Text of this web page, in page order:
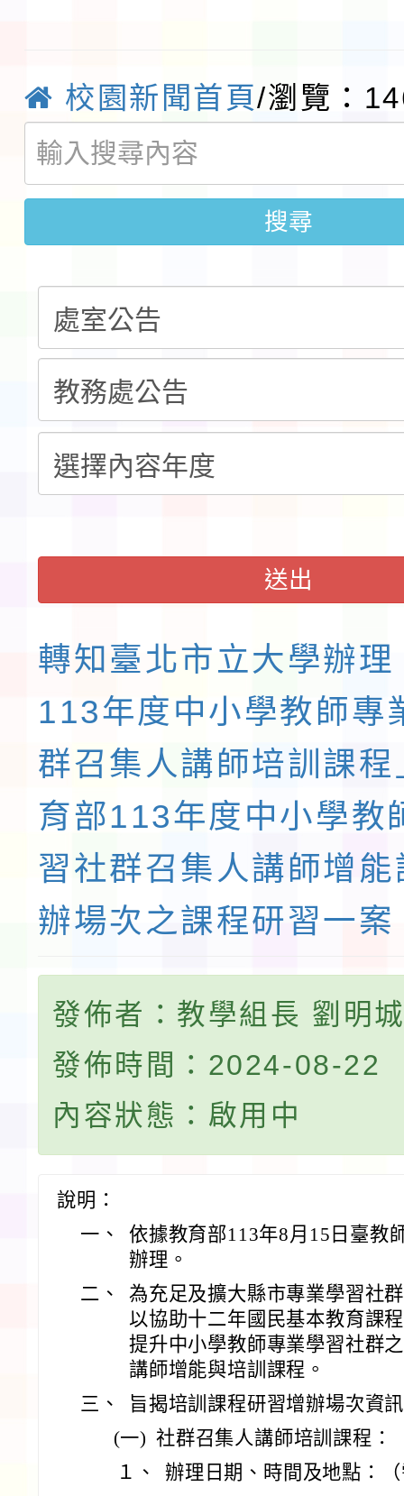
會」之「藝術教育日」
本校115學年度第1學
第2次招考代課鐘點教
告(採1次公告分次招考)
115 年度兒童課後照顧
0 小時業訓練課程
轉知本市體育總會划船
「115年桃園市運動會
錦標賽」海洋艇及
域)，申請變更地點
「114-115年度
計畫」公費接種對象擴
115學年度迎新活動暨
會活動流程表
函轉桃園市童軍會辦理
童軍小隊長訓練營活動
校園新聞首頁/瀏覽：
搜尋
送出
轉知臺北市立大學辦
113年度中小學教師專
群召集人講師培訓課
育部113年度中小學教
習社群召集人講師增
辦場次之課程研習一案
發佈者：教學組長 劉明
發佈時間：2024-08-22
內容狀態：啟用中
說明：
一、
依據教育部113年8月15日臺教
辦理。
二、
為充足及擴大縣市專業學習社
以協助十二年國民基本教育課
提升中小學教師專業學習社群
講師增能與培訓課程。
三、
旨揭培訓課程研習增辦場次資
(一) 社群召集人講師培訓課程：
１、
辦理日期、時間及地點：